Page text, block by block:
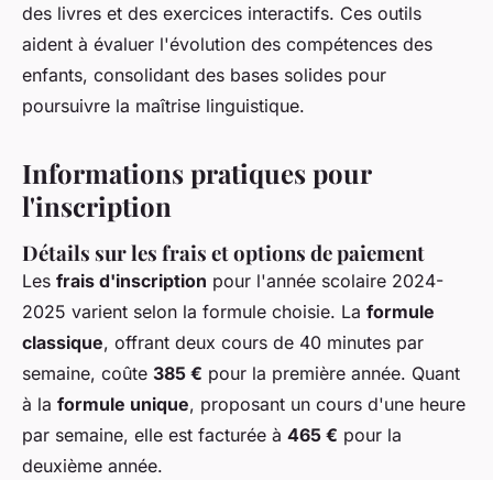
des livres et des exercices interactifs. Ces outils
aident à évaluer l'évolution des compétences des
enfants, consolidant des bases solides pour
poursuivre la maîtrise linguistique.
Informations pratiques pour
l'inscription
Détails sur les frais et options de paiement
Les frais d'inscription pour l'année scolaire 2024-
2025 varient selon la formule choisie. La formule
classique, offrant deux cours de 40 minutes par
semaine, coûte 385 € pour la première année. Quant
à la formule unique, proposant un cours d'une heure
par semaine, elle est facturée à 465 € pour la
deuxième année.